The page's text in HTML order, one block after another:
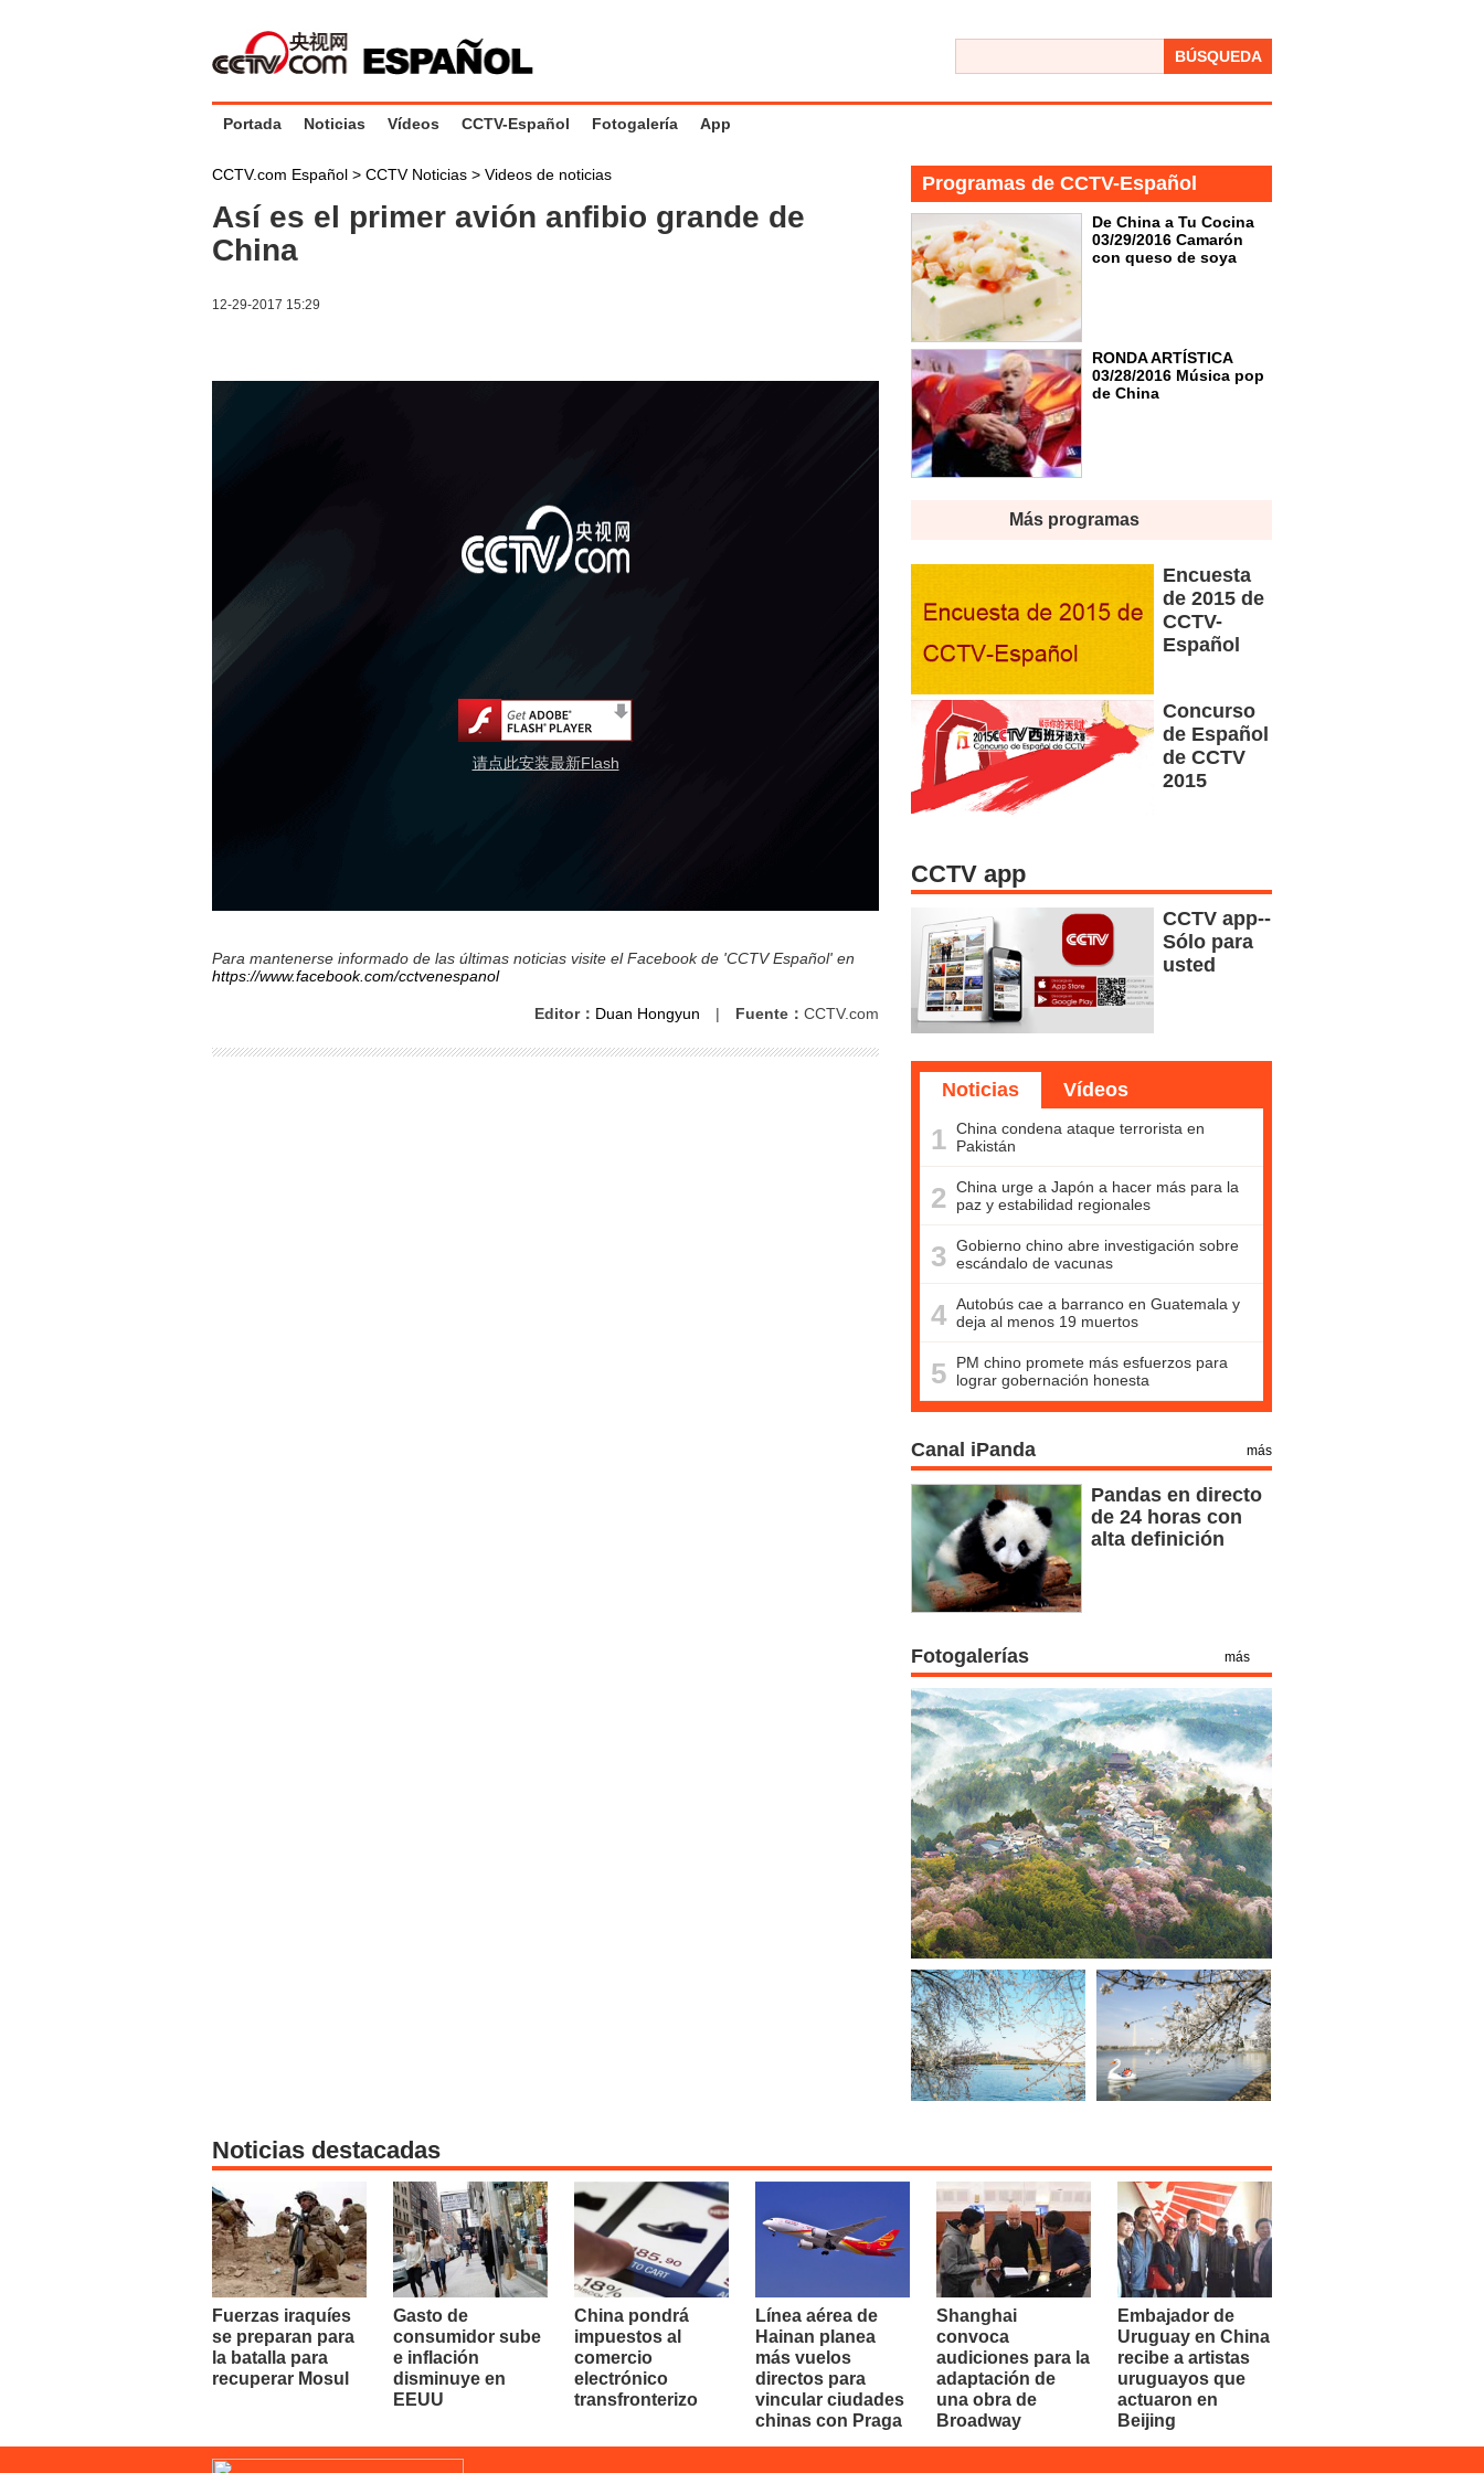
BÚSQUEDA
Portada Noticias Vídeos CCTV-Español Fotogalería App
CCTV.com Español > CCTV Noticias > Videos de noticias
Así es el primer avión anfibio grande de
China
12-29-2017 15:29
请点此安装最新Flash
Para mantenerse informado de las últimas noticias visite el Facebook de 'CCTV Español' en
https://www.facebook.com/cctvenespanol
Editor： Duan Hongyun | Fuente： CCTV.com
Programas de CCTV-Español
De China a Tu Cocina
03/29/2016 Camarón
con queso de soya
RONDA ARTÍSTICA
03/28/2016 Música pop
de China
Más programas
Encuesta
de 2015 de
CCTV-
Español
Concurso
de Español
de CCTV
2015
CCTV app
CCTV app--
Sólo para
usted
Noticias Vídeos
1 China condena ataque terrorista en
Pakistán
2 China urge a Japón a hacer más para la
paz y estabilidad regionales
3 Gobierno chino abre investigación sobre
escándalo de vacunas
4 Autobús cae a barranco en Guatemala y
deja al menos 19 muertos
5
PM chino promete más esfuerzos para
lograr gobernación honesta
Canal iPanda más
Pandas en directo
de 24 horas con
alta definición
Fotogalerías más
Noticias destacadas
Fuerzas iraquíes
se preparan para
la batalla para
recuperar Mosul
Gasto de
consumidor sube
e inflación
disminuye en
EEUU
China pondrá
impuestos al
comercio
electrónico
transfronterizo
Línea aérea de
Hainan planea
más vuelos
directos para
vincular ciudades
chinas con Praga
Shanghai
convoca
audiciones para la
adaptación de
una obra de
Broadway
Embajador de
Uruguay en China
recibe a artistas
uruguayos que
actuaron en
Beijing